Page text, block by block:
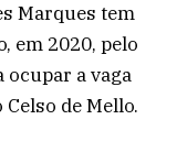
Marques tem
em 2020, pelo
a vaga
de Mello.